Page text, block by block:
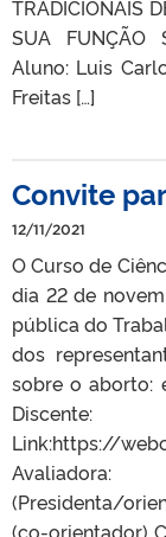
TRADICIONAIS
SUA FUNÇÃO
Aluno: Luis
Freitas […]
Convite
12/11/2021
O Curso de
dia 22 de
pública do
dos
sobre o aborto:
Discente:
Link:https://
(Presidenta/
(co-orientador)